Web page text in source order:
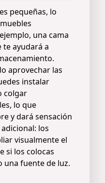
pequeñas, lo
una cama
te ayudará a
aprovechar las
instalar
colgar
lo que
y dará sensación
los
visualmente el
si los colocas
una fuente de luz.